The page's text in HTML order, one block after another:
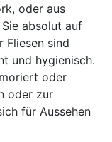
oder aus
absolut auf
Fliesen sind
und hygienisch.
oder
oder zur
für Aussehen